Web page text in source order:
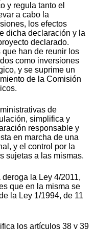
y regula tanto el
a cabo la
los efectos
dicha declaración y la
declarado.
han de reunir los
como inversiones
y se suprime un
de la Comisión
de
simplifica y
responsable y
en marcha de una
y el control por la
sujetas a las mismas.
la Ley 4/2011,
que en la misma se
la Ley 1/1994, de 11
los artículos 38 y 39